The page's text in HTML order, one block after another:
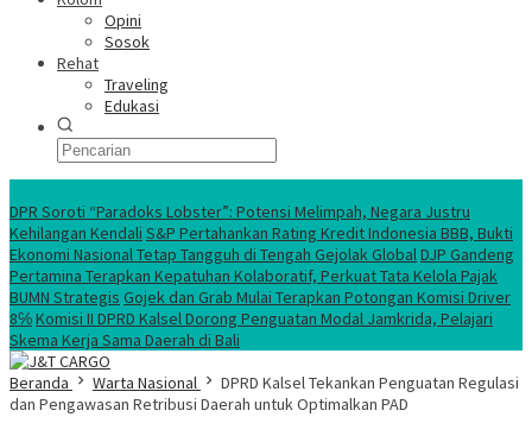
Opini
Sosok
Rehat
Traveling
Edukasi
DPR Soroti “Paradoks Lobster”: Potensi Melimpah, Negara Justru
Kehilangan Kendali S&P Pertahankan Rating Kredit Indonesia BBB, Bukti
Ekonomi Nasional Tetap Tangguh di Tengah Gejolak GlobalDJP Gandeng
Pertamina Terapkan Kepatuhan Kolaboratif, Perkuat Tata Kelola Pajak
BUMN Strategis Gojek dan Grab Mulai Terapkan Potongan Komisi Driver
8℅Komisi II DPRD Kalsel Dorong Penguatan Modal Jamkrida, Pelajari
Skema Kerja Sama Daerah di Bali
Beranda
Warta Nasional
DPRD Kalsel Tekankan Penguatan Regulasi
dan Pengawasan Retribusi Daerah untuk Optimalkan PAD